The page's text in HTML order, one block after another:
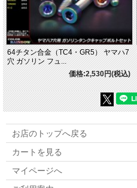
64チタン合金（TC4・GR5） ヤマハ7
穴 ガソリン フュ...
価格:2,530円(税込)
お店のトップへ戻る
カートを見る
マイページへ